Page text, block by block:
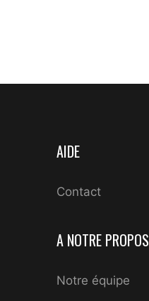
AIDE
Contact
A NOTRE PROPOS
Notre équipe